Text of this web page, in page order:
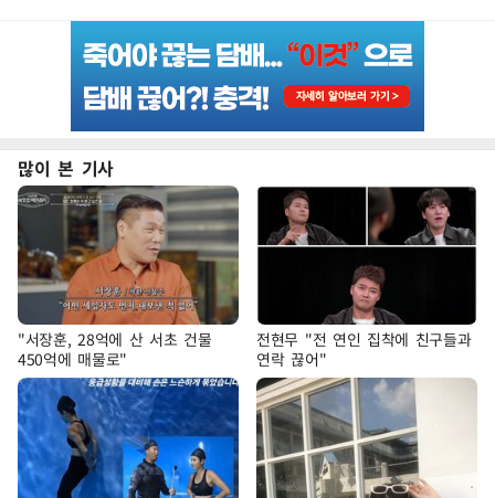
많이 본 기사
"서장훈, 28억에 산 서초 건물
450억에 매물로"
전현무 "전 연인 집착에 친구들과
연락 끊어"